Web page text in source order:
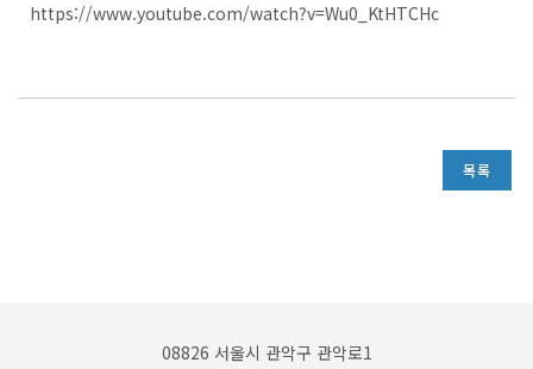
https://www.youtube.com/watch?v=Wu0_KtHTCHc
목록
08826 서울시 관악구 관악로1